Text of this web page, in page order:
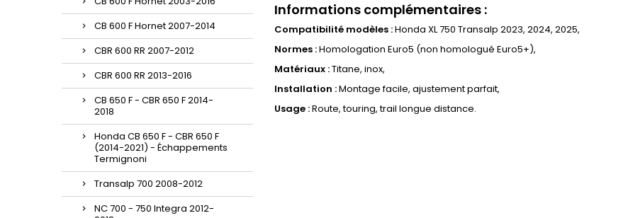
CB 600 F Hornet 2007-2014
CBR 600 RR 2007-2012
CBR 600 RR 2013-2016
CB 650 F - CBR 650 F 2014-
2018
Honda CB 650 F - CBR 650 F
(2014-2021) - Échappements
Termignoni
Transalp 700 2008-2012
NC 700 - 750 Integra 2012-
Informations complémentaires :
Compatibilité modèles :Honda XL 750 Transalp 2023, 2024, 2025,
Normes :Homologation Euro5 (non homologué Euro5+),
Matériaux :Titane, inox,
Installation :Montage facile, ajustement parfait,
Usage :Route, touring, trail longue distance.